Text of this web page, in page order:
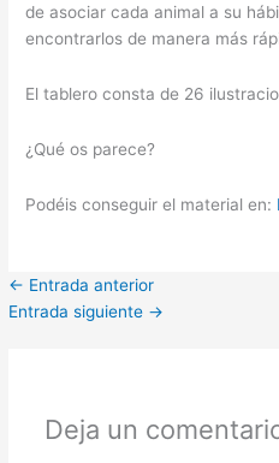
de asociar cada animal a su
encontrarlos de manera más
El tablero consta de 26
¿Qué os parece?
Podéis conseguir el material en:
← Entrada anterior
Entrada siguiente →
Deja un